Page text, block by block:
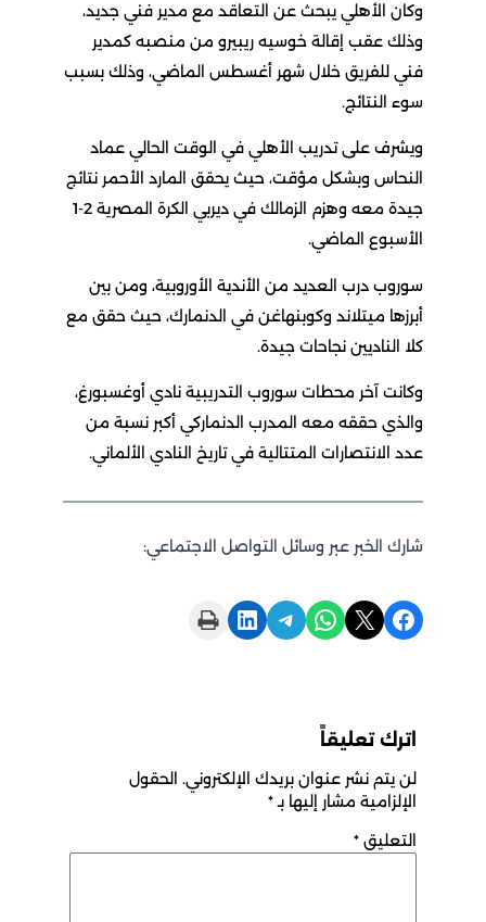
وكان الأهلي يبحث عن التعاقد مع مدير فني جديد،
وذلك عقب إقالة خوسيه ريبيرو من منصبه كمدير
فني للفريق خلال شهر أغسطس الماضي، وذلك بسبب
سوء النتائج.
ويشرف على تدريب الأهلي في الوقت الحالي عماد
النحاس وبشكل مؤقت، حيث يحقق المارد الأحمر نتائج
جيدة معه وهزم الزمالك في ديربي الكرة المصرية 2-1
الأسبوع الماضي.
سوروب درب العديد من الأندية الأوروبية، ومن بين
أبرزها ميتلاند وكوبنهاغن في الدنمارك، حيث حقق مع
كلا الناديين نجاحات جيدة.
وكانت آخر محطات سوروب التدريبية نادي أوغسبورغ،
والذي حققه معه المدرب الدنماركي أكبر نسبة من
عدد الانتصارات المتتالية في تاريخ النادي الألماني.
شارك الخبر عبر وسائل التواصل الاجتماعي:
Share on Facebook
Share on X
Share on WhatsApp
Share on Telegram
Share on LinkedIn
Print this Page
اترك تعليقاً
لن يتم نشر عنوان بريدك الإلكتروني. الحقول
الإلزامية مشار إليها بـ*
التعليق *